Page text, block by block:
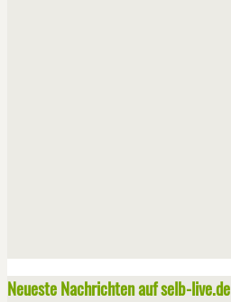
Neueste Nachrichten auf selb-live.de